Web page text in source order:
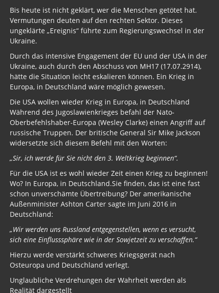
Bis heute ist nicht geklärt, wer die Menschen getötet hat.
Vermutungen deuten auf den rechten Sektor. Dieses
ungeklärte „Ereignis“ führte zum Regierungswechsel in der
Ukraine.
Durch das intensive Engagement der EU und der USA in der
Ukraine, auch durch den Abschuss von MH17 (17.07.2914),
hätte die Situation leicht eskalieren können. Ein Krieg in
Europa, in Deutschland wäre möglich gewesen.
Die USA wollen wieder Krieg in Europa, in Deutschland
Während des Jugoslawienkrieges befahl der Nato-
Oberbefehlshaber-Europa (Wesley Clarke) einen Angriff auf
russische Truppen. Der britische General Sir Mike Jackson
widersetzte sich diesem Befehl mit den Worten:
„Sir, ich werde für Sie nicht den 3. Weltkrieg beginnen“.
Für die USA ist es wohl wieder Zeit einen Krieg zu beginnen!
Wo? In Europa, in Deutschland.Sie finden, das ist eine fast
schon unverschämte Übertreibung? Der amerikanische
Außenminister Ashton Carter sagte im Juni 2016 in
Deutschland:
„Wir werden uns Russland entgegenstellen, wenn es versucht,
sich eine Einflusssphäre wie in der Sowjetzeit zu verschaffen.“
Hierzu werde verstärkt schweres Kriegsgerät nach
Osteuropa und Deutschland verlegt.
Unglaubliche Verdrehungen der Wahrheit werden als
Realität dargestellt